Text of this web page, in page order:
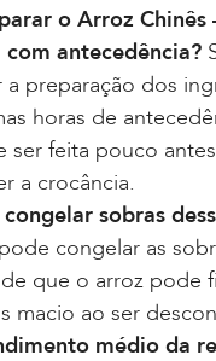
o Arroz Chinês
com antecedência?
a preparação dos
horas de
ser feita pouco
a crocância.
sobras
congelar as
que o arroz pode
macio ao ser
médio da